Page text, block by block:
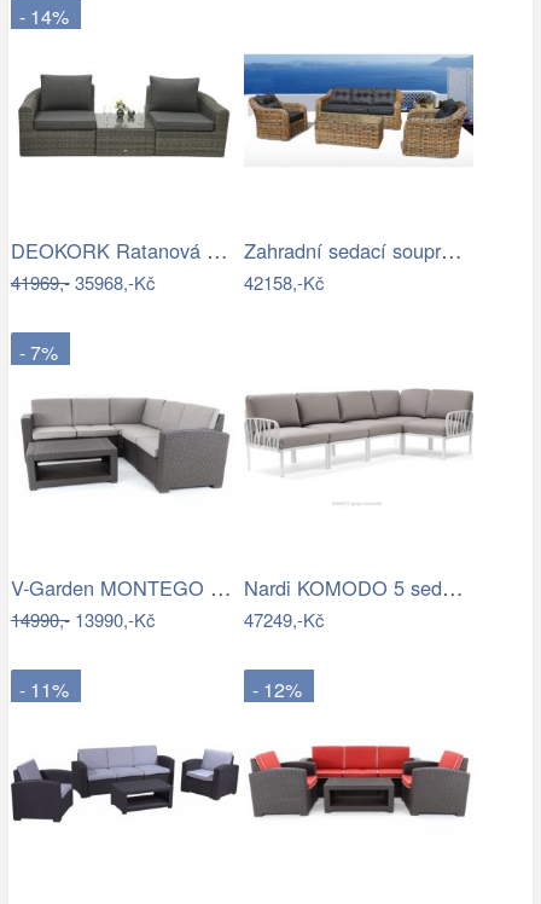
- 14%
DEOKORK Ratanová modulová sestava…
41969,-35968,-Kč
Zahradní sedací souprava RICHMOND…
42158,-Kč
- 7%
V-Garden MONTEGO DeLuxe
14990,-13990,-Kč
Nardi KOMODO 5 sedačka Mdum
47249,-Kč
- 11% - 12%